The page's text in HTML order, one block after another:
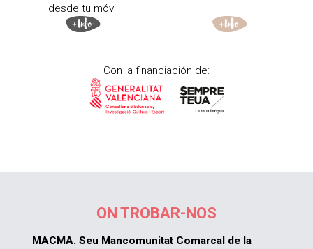
desde tu móvil
Con la financiación de:
ON TROBAR-NOS
MACMA. Seu Mancomunitat Comarcal de la